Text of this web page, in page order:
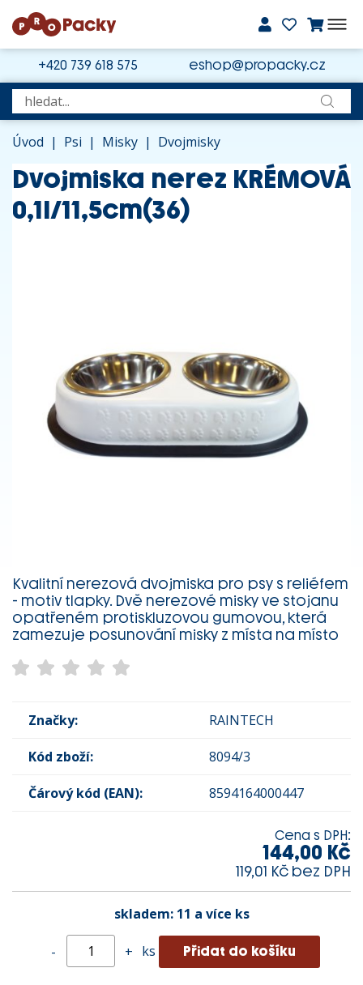
+420 739 618 575 eshop@propacky.cz
Úvod | Psi | Misky | Dvojmisky
Dvojmiska nerez KRÉMOVÁ
0,1l/11,5cm(36)
Kvalitní nerezová dvojmiska pro psy s reliéfem
- motiv tlapky. Dvě nerezové misky ve stojanu
opatřeném protiskluzovou gumovou, která
zamezuje posunování misky z místa na místo
Značky: RAINTECH
Kód zboží: 8094/3
Čárový kód (EAN): 8594164000447
Cena s DPH:
144,00 Kč
119,01 Kč bez DPH
skladem: 11 a více ks
- + ks